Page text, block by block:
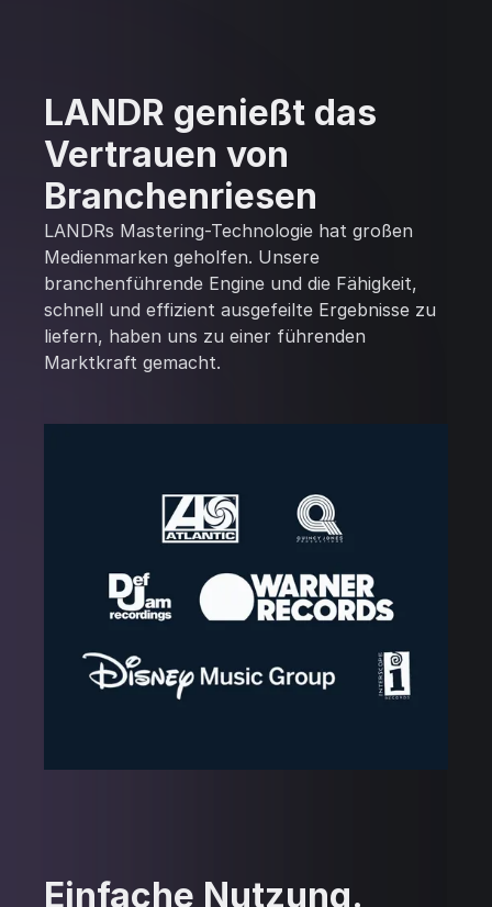
LANDR genießt das
Vertrauen von
Branchenriesen
LANDRs Mastering-Technologie hat großen
Medienmarken geholfen. Unsere
branchenführende Engine und die Fähigkeit,
schnell und effizient ausgefeilte Ergebnisse zu
liefern, haben uns zu einer führenden
Marktkraft gemacht.
Einfache Nutzung.